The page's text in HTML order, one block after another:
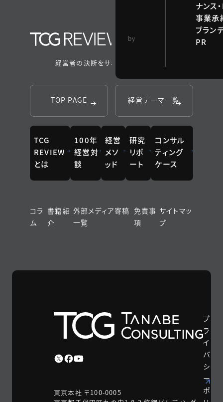
ナンス
事業承
ブラン
PR
by
経営者の決断をサポートするメディア
TOP PAGE 経営テーマ一覧
TCG
REVIEW
とは
100年
経営対
談
経営
メソ
ッド
研究
リポ
ート
コンサル
ティング
ケース
コラ
ム
書籍紹
介
外部メディア寄稿
一覧
免責事
項
サイトマッ
プ
東京本社 〒100-0005
プ
ラ
イ
バ
シ
ー
ポ